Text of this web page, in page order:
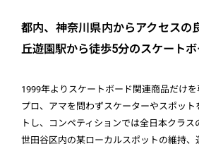
都内、神奈川県内からアクセスの
丘遊園駅から徒歩5分のスケートボ
1999年よりスケートボード関連商品だけを
プロ、アマを問わずスケーターやスポット
トし、コンペティションでは全日本クラス
世田谷区内の某ローカルスポットの維持、